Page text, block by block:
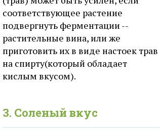
соответствующее растение
подвергнуть ферментации --
растительные вина, или же
приготовить их в виде настоек трав
на спирту(который обладает
кислым вкусом).
3. Соленый вкус